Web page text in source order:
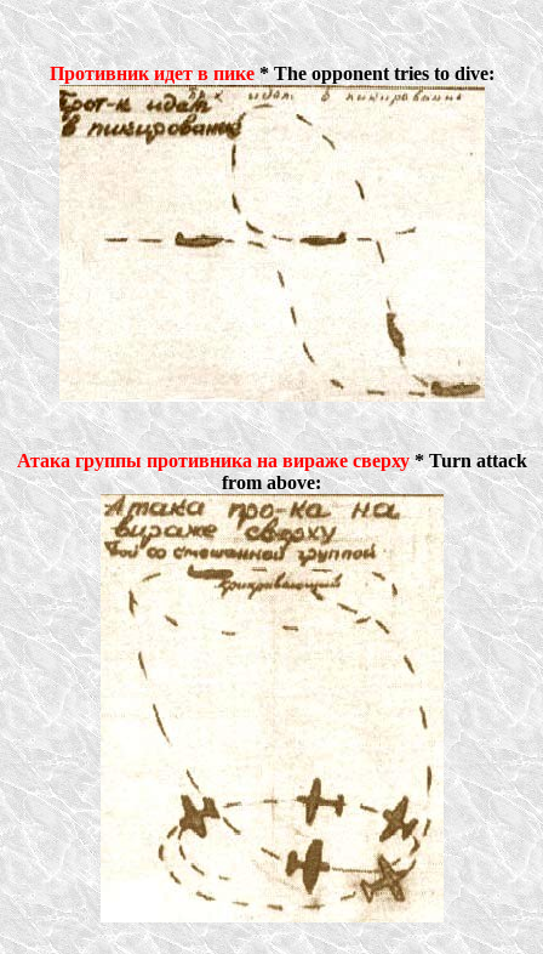
Противник идет в пике* The opponent tries to dive:
Атака группы противника на вираже сверху* Turn attack
from above: